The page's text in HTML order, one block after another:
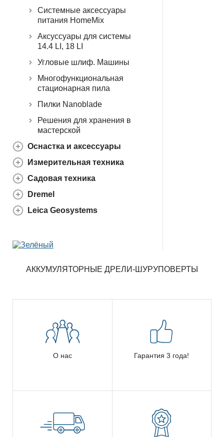
Системные аксессуары
питания HomeMix
Аксуссуары для системы
14.4 LI, 18 LI
Угловые шлиф. Машины
Многофункциональная
стационарная пила
Пилки Nanoblade
Решения для хранения в
мастерской
Оснастка и аксессуары
Измерительная техника
Садовая техника
Dremel
Leica Geosystems
АККУМУЛЯТОРНЫЕ ДРЕЛИ-ШУРУПОВЕРТЫ
О нас Гарантия 3 года!